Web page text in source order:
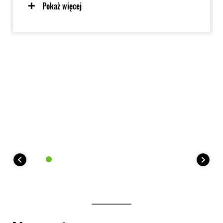
trybów ma inny charakter oddawania mocy, dając
kierowcy możliwość wyboru zależnie od panujących
Pokaż więcej